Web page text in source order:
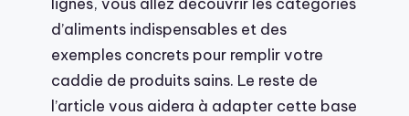
d’aliments indispensables et des
exemples concrets pour remplir votre
caddie de produits sains. Le reste de
l’article vous aidera à adapter cette base